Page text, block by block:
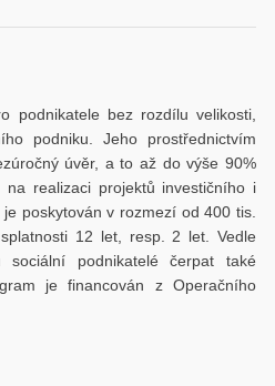
podnikatele bez rozdílu velikosti,
podniku. Jeho prostřednictvím
úvěr, a to až do výše 90%
na realizaci projektů investičního i
poskytován v rozmezí od 400 tis.
12 let, resp. 2 let. Vedle
sociální podnikatelé čerpat také
je financován z Operačního